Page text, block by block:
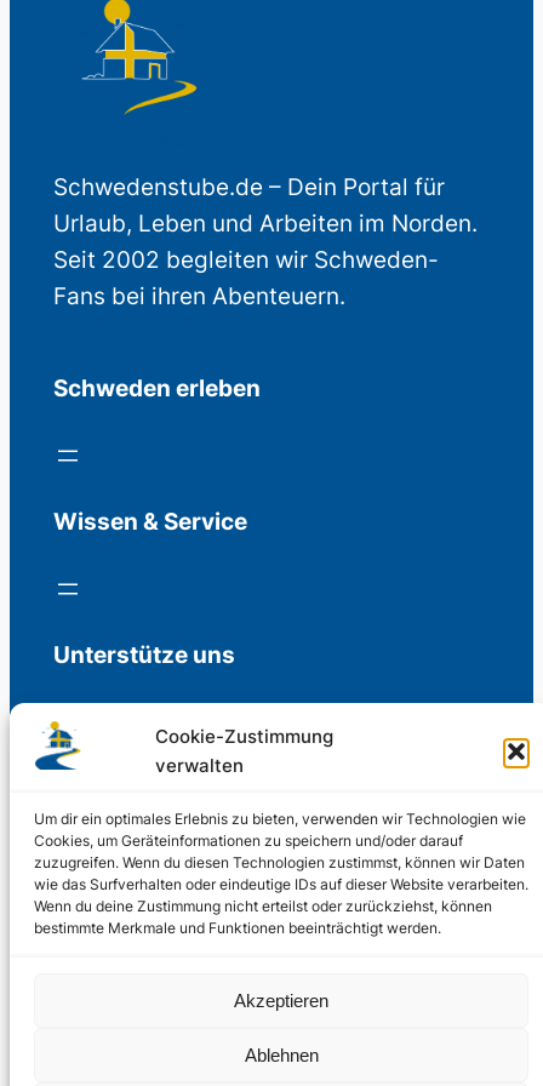
Cookie-Zustimmung
verwalten
Um dir ein optimales Erlebnis zu bieten, verwenden wir Technologien wie
Cookies, um Geräteinformationen zu speichern und/oder darauf
zuzugreifen. Wenn du diesen Technologien zustimmst, können wir Daten
wie das Surfverhalten oder eindeutige IDs auf dieser Website verarbeiten.
Wenn du deine Zustimmung nicht erteilst oder zurückziehst, können
bestimmte Merkmale und Funktionen beeinträchtigt werden.
Akzeptieren
Ablehnen
Schwedenstube.de – Dein Portal für
Urlaub, Leben und Arbeiten im Norden.
Seit 2002 begleiten wir Schweden-
Fans bei ihren Abenteuern.
Schweden erleben
Wissen & Service
Unterstütze uns
Freiwillige Spenden für die Aufrechterhaltung
Support us
© 2002 – 2026